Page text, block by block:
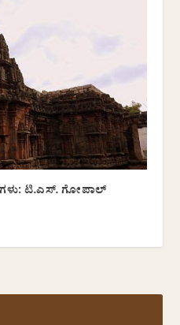
ಟಿ.ಎಸ್. ಗೋಪಾಲ್